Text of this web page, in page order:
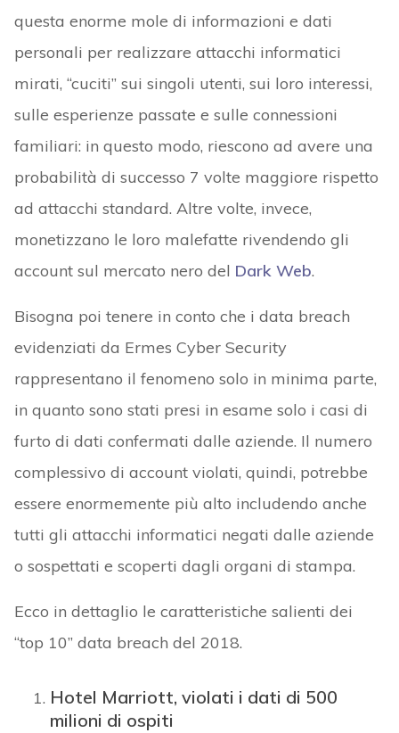
questa enorme mole di informazioni e dati
personali per realizzare attacchi informatici
mirati, “cuciti” sui singoli utenti, sui loro interessi,
sulle esperienze passate e sulle connessioni
familiari: in questo modo, riescono ad avere una
probabilità di successo 7 volte maggiore rispetto
ad attacchi standard. Altre volte, invece,
monetizzano le loro malefatte rivendendo gli
account sul mercato nero del Dark Web.
Bisogna poi tenere in conto che i data breach
evidenziati da Ermes Cyber Security
rappresentano il fenomeno solo in minima parte,
in quanto sono stati presi in esame solo i casi di
furto di dati confermati dalle aziende. Il numero
complessivo di account violati, quindi, potrebbe
essere enormemente più alto includendo anche
tutti gli attacchi informatici negati dalle aziende
o sospettati e scoperti dagli organi di stampa.
Ecco in dettaglio le caratteristiche salienti dei
“top 10” data breach del 2018.
Hotel Marriott, violati i dati di 500
milioni di ospiti